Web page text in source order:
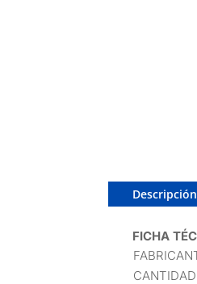
Descripción
FICHA